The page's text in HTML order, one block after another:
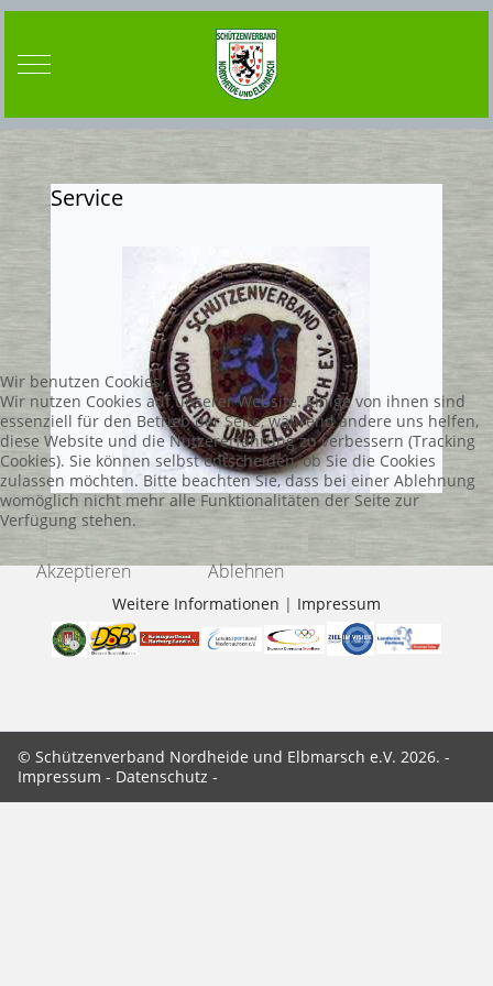
Mobile Menu Toggle
Service
© Schützenverband Nordheide und Elbmarsch e.V. 2026. -
Impressum- Datenschutz-
Wir benutzen Cookies
Wir nutzen Cookies auf unserer Website. Einige von ihnen sind
essenziell für den Betrieb der Seite, während andere uns helfen,
diese Website und die Nutzererfahrung zu verbessern (Tracking
Cookies). Sie können selbst entscheiden, ob Sie die Cookies
zulassen möchten. Bitte beachten Sie, dass bei einer Ablehnung
womöglich nicht mehr alle Funktionalitäten der Seite zur
Verfügung stehen.
Akzeptieren Ablehnen
Weitere Informationen | Impressum